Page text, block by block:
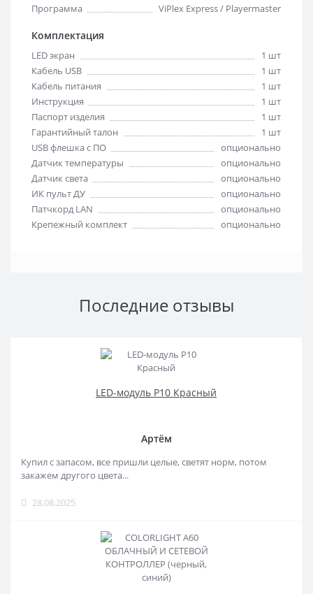
Программа
ViPlex Express / Playermaster
Комплектация
LED экран
1 шт
Кабель USB
1 шт
Кабель питания
1 шт
Инструкция
1 шт
Паспорт изделия
1 шт
Гарантийный талон
1 шт
USB флешка с ПО
опционально
Датчик температуры
опционально
Датчик света
опционально
ИК пульт ДУ
опционально
Патчкорд LAN
опционально
Крепежный комплект
опционально
Последние отзывы
LED-модуль P10 Красный
Артём
Купил с запасом, все пришли целые, светят норм, потом
закажем другого цвета...
28.08.2025